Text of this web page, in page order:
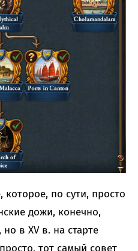
по сути, просто
дожи, конечно,
в XV в. на старте